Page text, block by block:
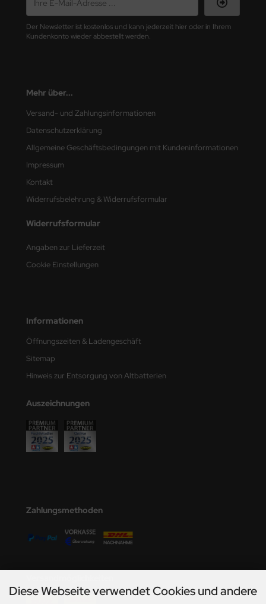
Der Newsletter ist kostenlos und kann jederzeit hier oder in Ihrem
Kundenkonto wieder abbestellt werden.
Mehr über...
Versand- und Zahlungsinformationen
Datenschutzerklärung
Allgemeine Geschäftsbedingungen mit Kundeninformationen
Impressum
Kontakt
Widerrufsbelehrung & Widerrufsformular
Widerrufsformular
Angaben zur Lieferzeit
Cookie Einstellungen
Informationen
Öffnungszeiten & Ladengeschäft
Sitemap
Hinweis zur Entsorgung von Altbatterien
Auszeichnungen
Zahlungsmethoden
Diese Webseite verwendet Cookies und andere